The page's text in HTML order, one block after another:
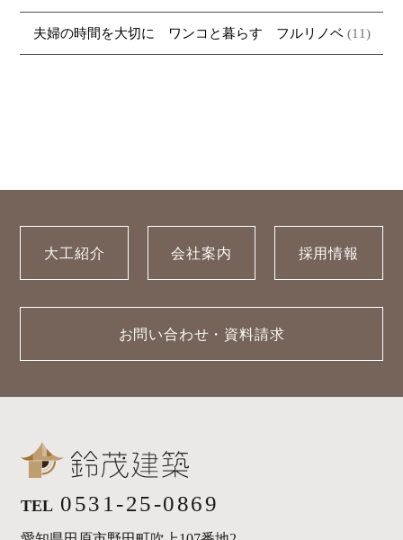
夫婦の時間を大切に ワンコと暮らす フルリノベ (11)
大工紹介 会社案内 採用情報
お問い合わせ・資料請求
TEL 0531-25-0869